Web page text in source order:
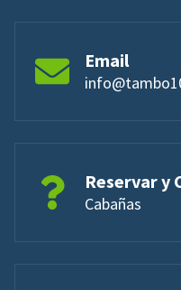
Email
Reservar y
Cabañas